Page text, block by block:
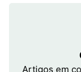
Artigos em